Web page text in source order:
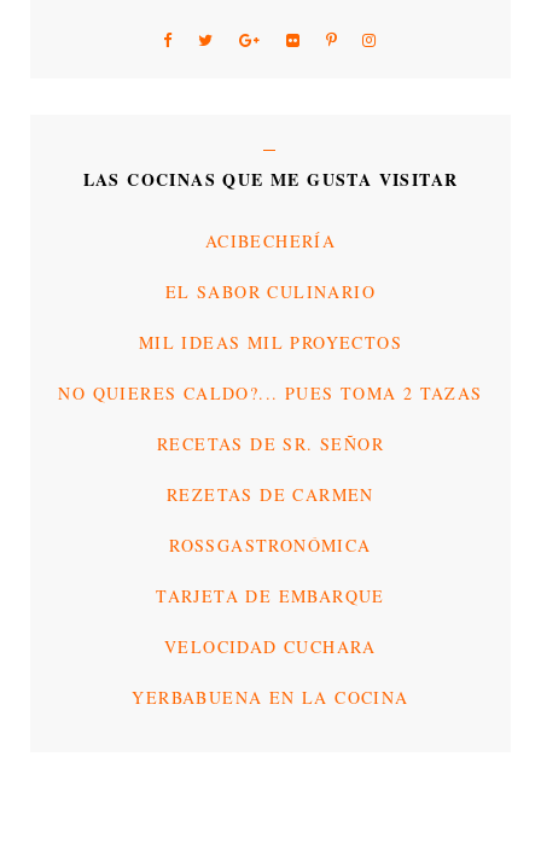
LAS COCINAS QUE ME GUSTA VISITAR
ACIBECHERÍA
EL SABOR CULINARIO
MIL IDEAS MIL PROYECTOS
NO QUIERES CALDO?... PUES TOMA 2 TAZAS
RECETAS DE SR. SEÑOR
REZETAS DE CARMEN
ROSSGASTRONÓMICA
TARJETA DE EMBARQUE
VELOCIDAD CUCHARA
YERBABUENA EN LA COCINA